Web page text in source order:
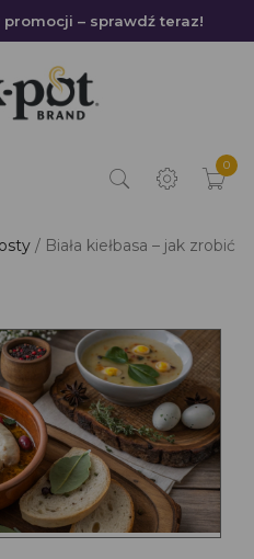
– sprawdź teraz!
0
Biała kiełbasa – jak zrobić